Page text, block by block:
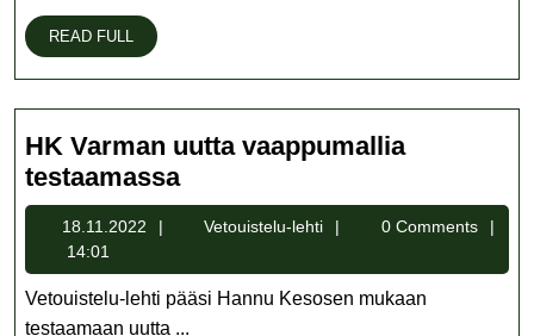
READ FULL READ
FULL
HK Varman uutta vaappumallia
testaamassaHK
Varman
uutta
vaappumallia
testaamassa
18.11.2022 18.11.2022
Vetouistelu-lehti
Vetouistelu-
0 Comments
14:01
Vetouistelu-lehti pääsi Hannu Kesosen mukaan
testaamaan uutta ...